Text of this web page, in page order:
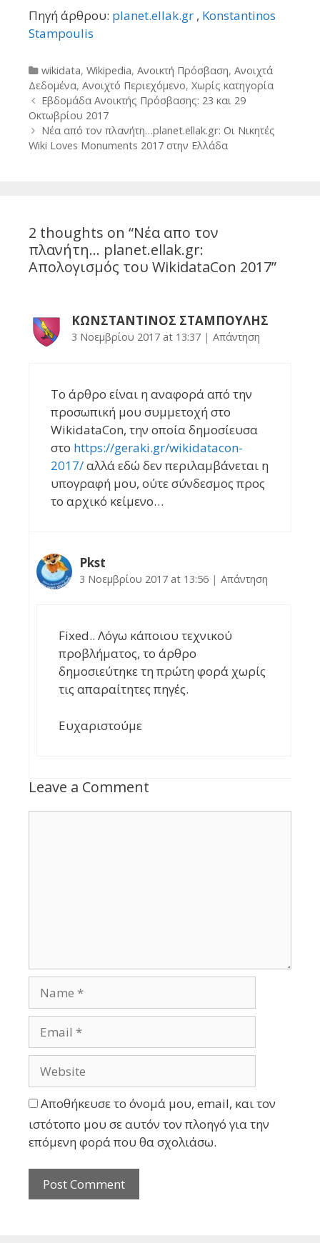
Πηγή άρθρου: planet.ellak.gr , Konstantinos
Stampoulis
Categories
wikidata, Wikipedia, Ανοικτή Πρόσβαση, Ανοιχτά
Δεδομένα, Ανοιχτό Περιεχόμενο, Χωρίς κατηγορία
Post
navigation
Εβδομάδα Ανοικτής Πρόσβασης: 23 και 29
Οκτωβρίου 2017
Νέα από τον πλανήτη…planet.ellak.gr: Οι Νικητές
Wiki Loves Monuments 2017 στην Ελλάδα
2 thoughts on “Νέα απο τον
πλανήτη… planet.ellak.gr:
Απολογισμός του WikidataCon 2017”
ΚΩΝΣΤΑΝΤΙΝΟΣ ΣΤΑΜΠΟΥΛΗΣ
3 Νοεμβρίου 2017 at 13:37 | Απάντηση
Το άρθρο είναι η αναφορά από την
προσωπική μου συμμετοχή στο
WikidataCon, την οποία δημοσίευσα
στο https://geraki.gr/wikidatacon-
2017/αλλά εδώ δεν περιλαμβάνεται η
υπογραφή μου, ούτε σύνδεσμος προς
το αρχικό κείμενο…
Pkst
3 Νοεμβρίου 2017 at 13:56 | Απάντηση
Fixed.. Λόγω κάποιου τεχνικού
προβλήματος, το άρθρο
δημοσιεύτηκε τη πρώτη φορά χωρίς
τις απαραίτητες πηγές.
Ευχαριστούμε
Leave a Comment
Αποθήκευσε το όνομά μου, email, και τον
ιστότοπο μου σε αυτόν τον πλοηγό για την
επόμενη φορά που θα σχολιάσω.